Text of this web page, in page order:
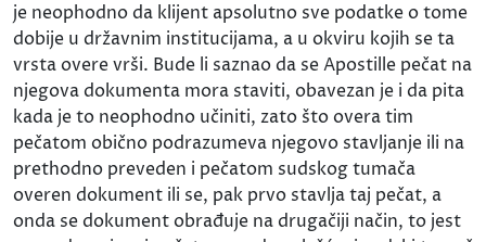
je neophodno da klijent apsolutno sve podatke o tome
dobije u državnim institucijama, a u okviru kojih se ta
vrsta overe vrši. Bude li saznao da se Apostille pečat na
njegova dokumenta mora staviti, obavezan je i da pita
kada je to neophodno učiniti, zato što overa tim
pečatom obično podrazumeva njegovo stavljanje ili na
prethodno preveden i pečatom sudskog tumača
overen dokument ili se, pak prvo stavlja taj pečat, a
onda se dokument obrađuje na drugačiji način, to jest